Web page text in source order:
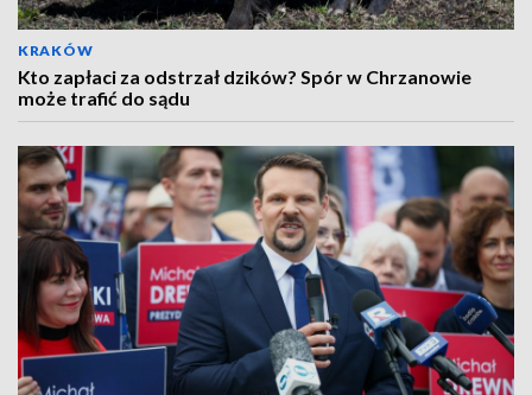
KRAKÓW
Kto zapłaci za odstrzał dzików? Spór w Chrzanowie
może trafić do sądu